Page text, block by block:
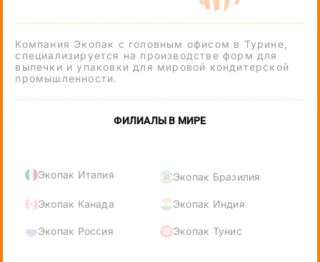
Компания Экопак с головным офисом в Турине,
специализируется на производстве форм для
выпечки и упаковки для мировой кондитерской
промышленности.
ФИЛИАЛЫ В МИРЕ
Экопак Италия Экопак Бразилия
Экопак Канада Экопак Индия
Экопак Россия Экопак Тунис